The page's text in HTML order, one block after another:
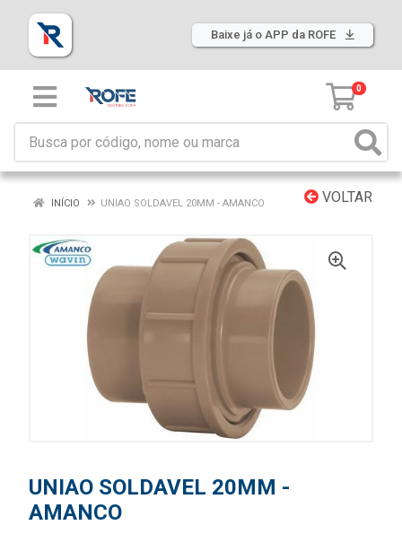
Baixe já o APP da ROFE
0
VOLTAR
INÍCIO UNIAO SOLDAVEL 20MM - AMANCO
UNIAO SOLDAVEL 20MM -
AMANCO